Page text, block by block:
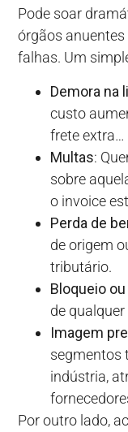
Pode soar
órgãos
falhas. Um
Demora na
custo
frete extra…
Multas:
sobre
o invoice
Perda de
de origem
tributário.
Bloqueio
de
Imagem
segmentos
indústria,
Por outro lado,